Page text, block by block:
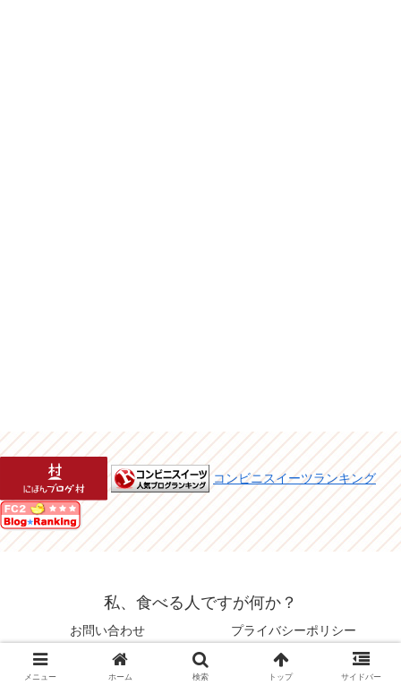
コンビニスイーツランキング
私、食べる人ですが何か？
お問い合わせ プライバシーポリシー
© 2015 私、食べる人ですが何か？.
メニュー ホーム 検索 トップ サイドバー